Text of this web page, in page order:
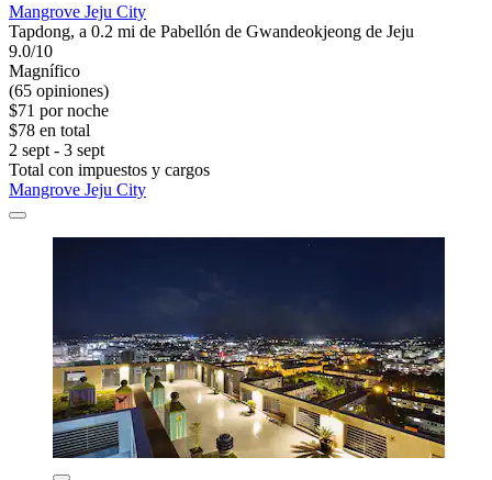
Mangrove Jeju City
Tapdong, a 0.2 mi de Pabellón de Gwandeokjeong de Jeju
9.0/10
Magnífico
(65 opiniones)
$71 por noche
$78 en total
2 sept - 3 sept
Total con impuestos y cargos
Mangrove Jeju City